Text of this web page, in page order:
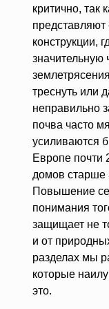
критично, так
представляют
конструкции,
значительную
треснуть или
неправильно
почва часто
усиливаются
Европе почти
домов старше
Повышение
понимания
защищает не
и от
разделах мы
которые
это.